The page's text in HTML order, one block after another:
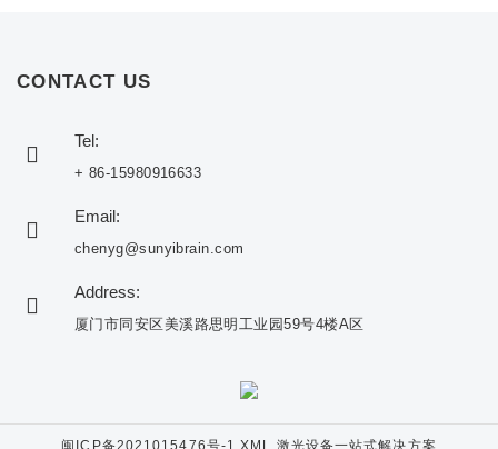
CONTACT US
Tel:
+ 86-15980916633
Email:
chenyg@sunyibrain.com
Address:
厦门市同安区美溪路思明工业园59号4楼A区
闽ICP备2021015476号-1 XML 激光设备一站式解决方案